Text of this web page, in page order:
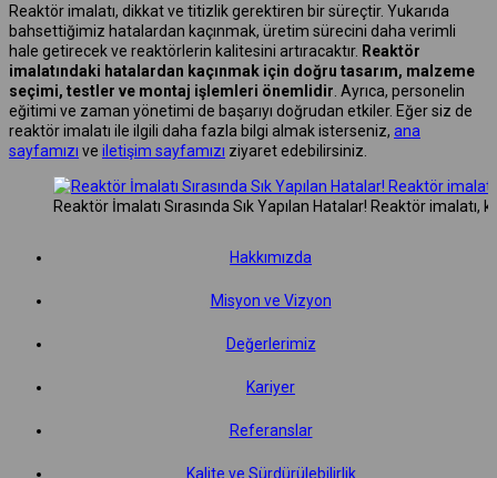
Reaktör imalatı, dikkat ve titizlik gerektiren bir süreçtir. Yukarıda
bahsettiğimiz hatalardan kaçınmak, üretim sürecini daha verimli
hale getirecek ve reaktörlerin kalitesini artıracaktır. Reaktör
imalatındaki hatalardan kaçınmak için doğru tasarım, malzeme
seçimi, testler ve montaj işlemleri önemlidir . Ayrıca, personelin
eğitimi ve zaman yönetimi de başarıyı doğrudan etkiler. Eğer siz de
reaktör imalatı ile ilgili daha fazla bilgi almak isterseniz, ana
sayfamızı ve iletişim sayfamızı ziyaret edebilirsiniz.
Reaktör İmalatı Sırasında Sık Yapılan Hatalar! Reaktör
Hakkımızda
Misyon ve Vizyon
Değerlerimiz
Kariyer
Referanslar
Kalite ve Sürdürülebilirlik